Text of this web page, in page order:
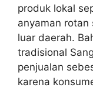
produk lokal
anyaman
luar daerah.
tradisional
penjualan
karena